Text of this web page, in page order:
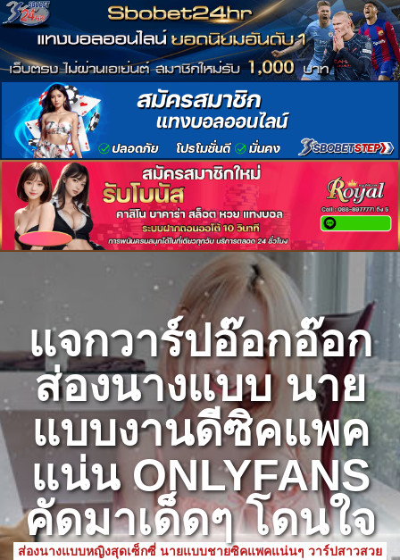
content
แจกวาร์ปอ๊อกอ๊อก
ส่องนางแบบ นาย
แบบงานดีซิคแพค
แน่น ONLYFANS
คัดมาเด็ดๆ โดนใจ
ส่องนางแบบหญิงสุดเซ็กซี่ นายแบบชายซิคแพคแน่นๆ วาร์ปสาวสวย